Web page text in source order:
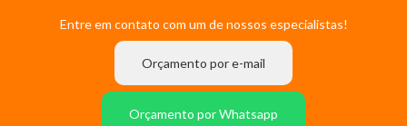
Entre em contato com um de nossos especialistas!
Orçamento por e-mail
Orçamento por Whatsapp